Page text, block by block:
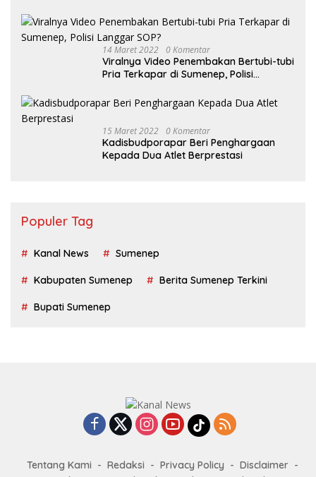
14 Maret 2022 0 Komentar
Viralnya Video Penembakan Bertubi-tubi
Pria Terkapar di Sumenep, Polisi
15 Maret 2022 0 Komentar
Kadisbudporapar Beri Penghargaan
Kepada Dua Atlet Berprestasi
Populer Tag
Kanal News Sumenep
Kabupaten Sumenep Berita Sumenep Terkini
Bupati Sumenep
Tentang Kami Redaksi Privacy Policy
Disclaimer